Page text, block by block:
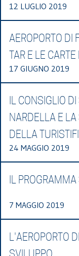
12 LUGLIO 2019
AEROPORTO DI
TAR E LE
17 GIUGNO 2019
IL CONSIGLIO
NARDELLA E
DELLA
24 MAGGIO 2019
IL
7 MAGGIO 2019
L'AEROPORTO